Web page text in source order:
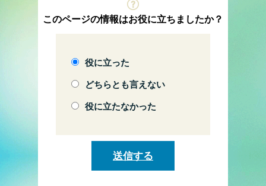
このページの情報はお役に立ちましたか？
役に立った
どちらとも言えない
役に立たなかった